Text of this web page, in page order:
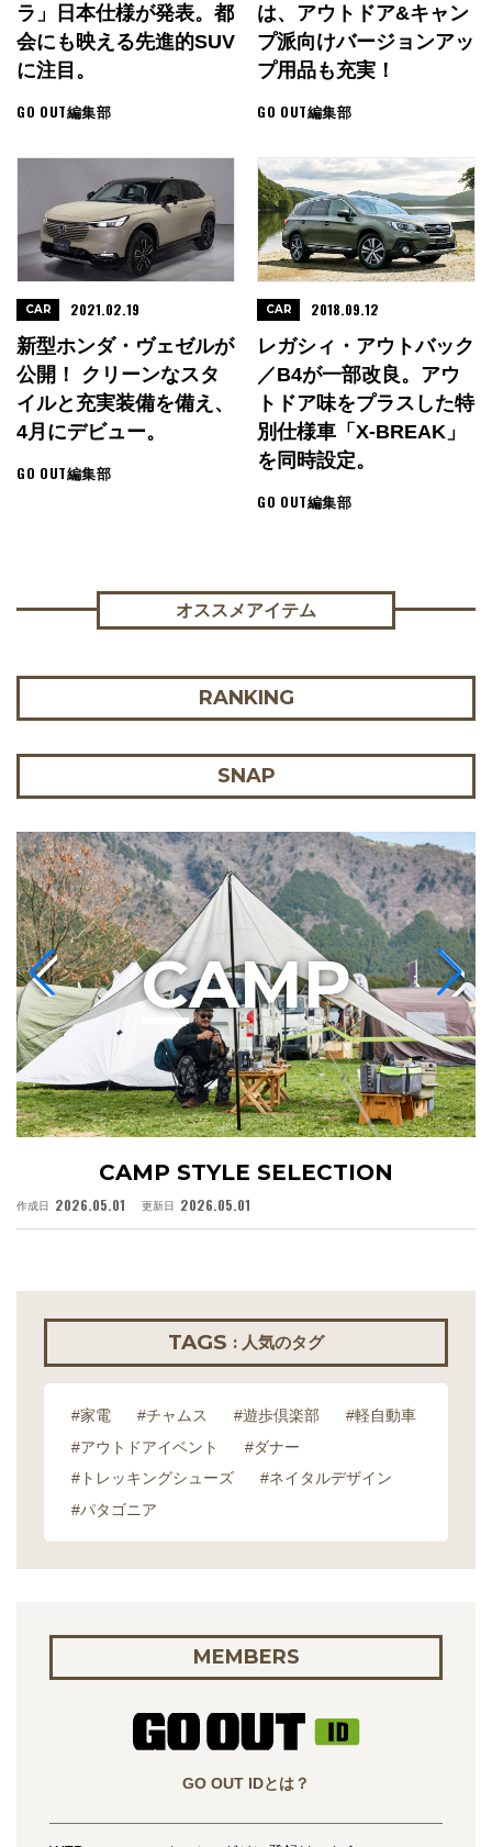
ラ」日本仕様が発表。都
会にも映える先進的SUV
に注目。
GO OUT編集部
は、アウトドア&キャン
プ派向けバージョンアッ
プ用品も充実！
GO OUT編集部
新型ホンダ・ヴェゼルが
公開！ クリーンなスタ
イルと充実装備を備え、
4月にデビュー。
GO OUT編集部
CAR 2021.02.19
レガシィ・アウトバック
／B4が一部改良。アウ
トドア味をプラスした特
別仕様車「X-BREAK」
を同時設定。
GO OUT編集部
CAR 2018.09.12
オススメアイテム
RANKING
SNAP
CAMP STYLE SELECTION
作成日 2026.05.01 更新日 2026.05.01
CAMP
TAGS : 人気のタグ
#家電 #チャムス #遊歩倶楽部
#軽自動車
#アウトドアイベント
#ダナー
#トレッキングシューズ
#ネイタルデザイン
#パタゴニア
MEMBERS
GO OUT IDとは？